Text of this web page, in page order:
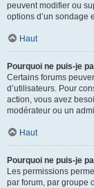
peuvent modifier ou
options d’un sondage
Haut
Pourquoi ne puis-je
Certains forums
d’utilisateurs. Pour
action, vous avez
modérateur ou un
Haut
Pourquoi ne puis-je
Les permissions
par forum, par groupe